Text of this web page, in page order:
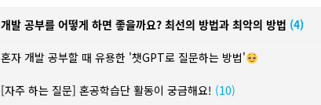
개발 공부를 어떻게 하면 좋을까요? 최선의 방법과 최악의 방법 (4)
혼자 개발 공부할 때 유용한 '챗GPT로 질문하는 방법'
[자주 하는 질문] 혼공학습단 활동이 궁금해요! (10)